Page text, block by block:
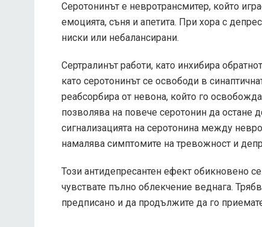
Серотонинът е невротрансмитер, който
емоцията, съня и апетита. При хора с
ниски или небалансирани.
Сертралинът работи, като инхибира
като серотонинът се освободи в
реабсорбира от невона, който го
позволява на повече серотонин да остане
сигнализацията на серотонина между
намалява симптомите на тревожност и
Този антидепресантен ефект обикновено
чувствате пълно облекчение веднага.
предписано и да продължите да го